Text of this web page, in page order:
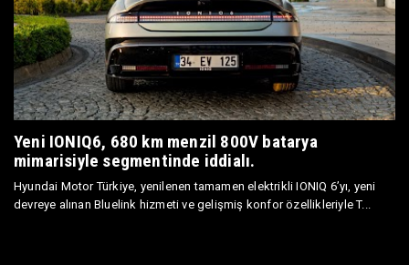
Yeni IONIQ6, 680 km menzil 800V batarya
mimarisiyle segmentinde iddialı.
Hyundai Motor Türkiye, yenilenen tamamen elektrikli IONIQ 6’yı, yeni
devreye alınan Bluelink hizmeti ve gelişmiş konfor özellikleriyle T...